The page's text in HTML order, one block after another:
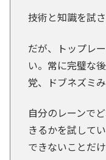
技術と知識を試
だが、トップレ
い。常に完璧な
党、ドブネズミ
自分のレーンで
きるかを試して
できないことだ